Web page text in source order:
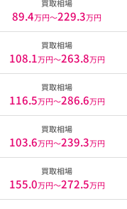
買取相場
89.4万円〜229.3万円
買取相場
108.1万円〜263.8万円
買取相場
116.5万円〜286.6万円
買取相場
103.6万円〜239.3万円
買取相場
155.0万円〜272.5万円